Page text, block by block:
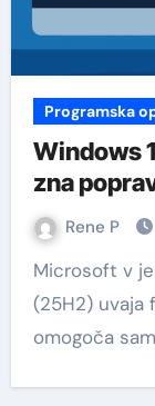
Programska
Windows
zna
Rene P
Microsoft v jesenski posodobitvi Windows 11
(25H2) uvaja
omogoča